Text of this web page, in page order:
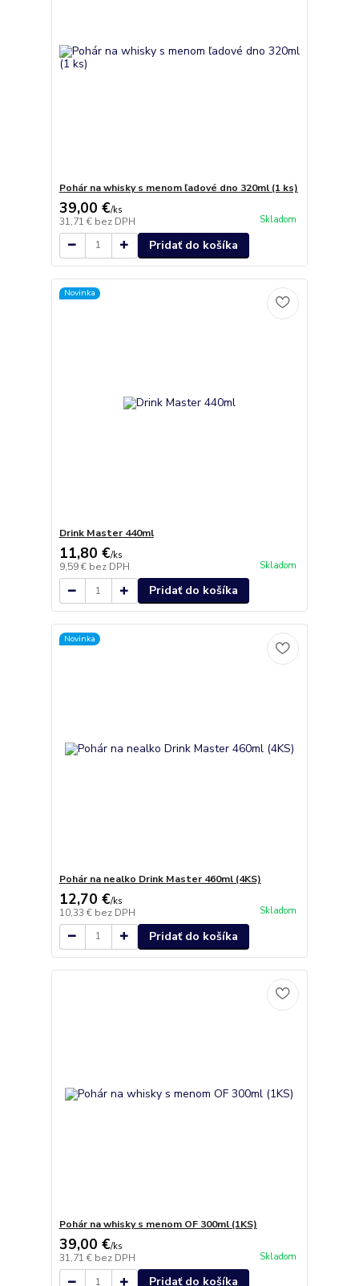
Pohár na whisky s menom ľadové dno 320ml (1 ks)
39,00 €/ks
31,71 € bez DPH Skladom
Pridať do košíka
Novinka
Drink Master 440ml
11,80 €/ks
9,59 € bez DPH Skladom
Pridať do košíka
Novinka
Pohár na nealko Drink Master 460ml (4KS)
12,70 €/ks
10,33 € bez DPH Skladom
Pridať do košíka
Pohár na whisky s menom OF 300ml (1KS)
39,00 €/ks
31,71 € bez DPH Skladom
Pridať do košíka